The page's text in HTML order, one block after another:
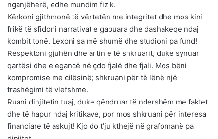
nganjëherë, edhe mundim fizik.
Kërkoni gjithmonë të vërtetën me integritet dhe mos kini
frikë të sfidoni narrativat e gabuara dhe dashakeqe ndaj
kombit tonë. Lexoni sa më shumë dhe studioni pa fund!
Respektoni gjuhën dhe artin e të shkruarit, duke synuar
qartësi dhe elegancë në çdo fjalë dhe fjali. Mos bëni
kompromise me cilësinë; shkruani për të lënë një
trashëgimi të vlefshme.
Ruani dinjitetin tuaj, duke qëndruar të ndershëm me faktet
dhe të hapur ndaj kritikave, por mos shkruani për interesa
financiare të askujt! Kjo do t’ju kthejë në grafomanë pa